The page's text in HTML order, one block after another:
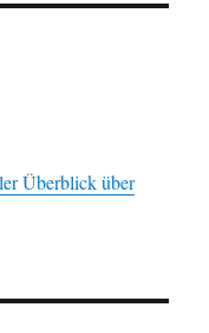
Überblick über